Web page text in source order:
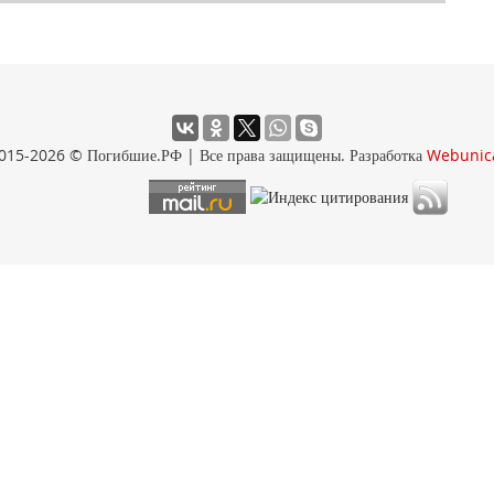
2026 © Погибшие.РФ | Все права защищены. Разработка